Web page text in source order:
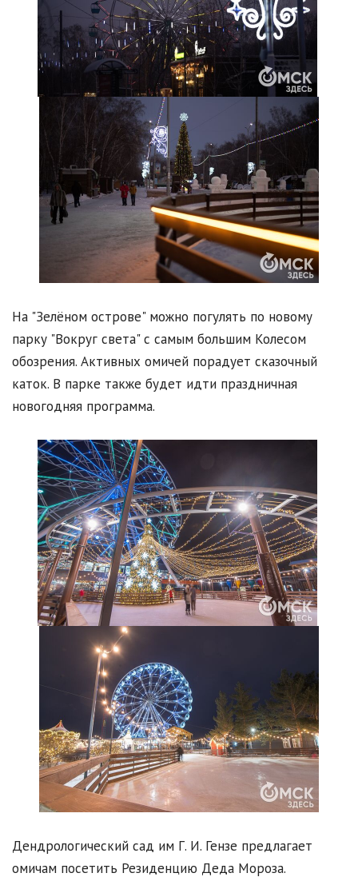
На "Зелёном острове" можно погулять по новому
парку "Вокруг света" с самым большим Колесом
обозрения. Активных омичей порадует сказочный
каток. В парке также будет идти праздничная
новогодняя программа.
Дендрологический сад им Г. И. Гензе предлагает
омичам посетить Резиденцию Деда Мороза.